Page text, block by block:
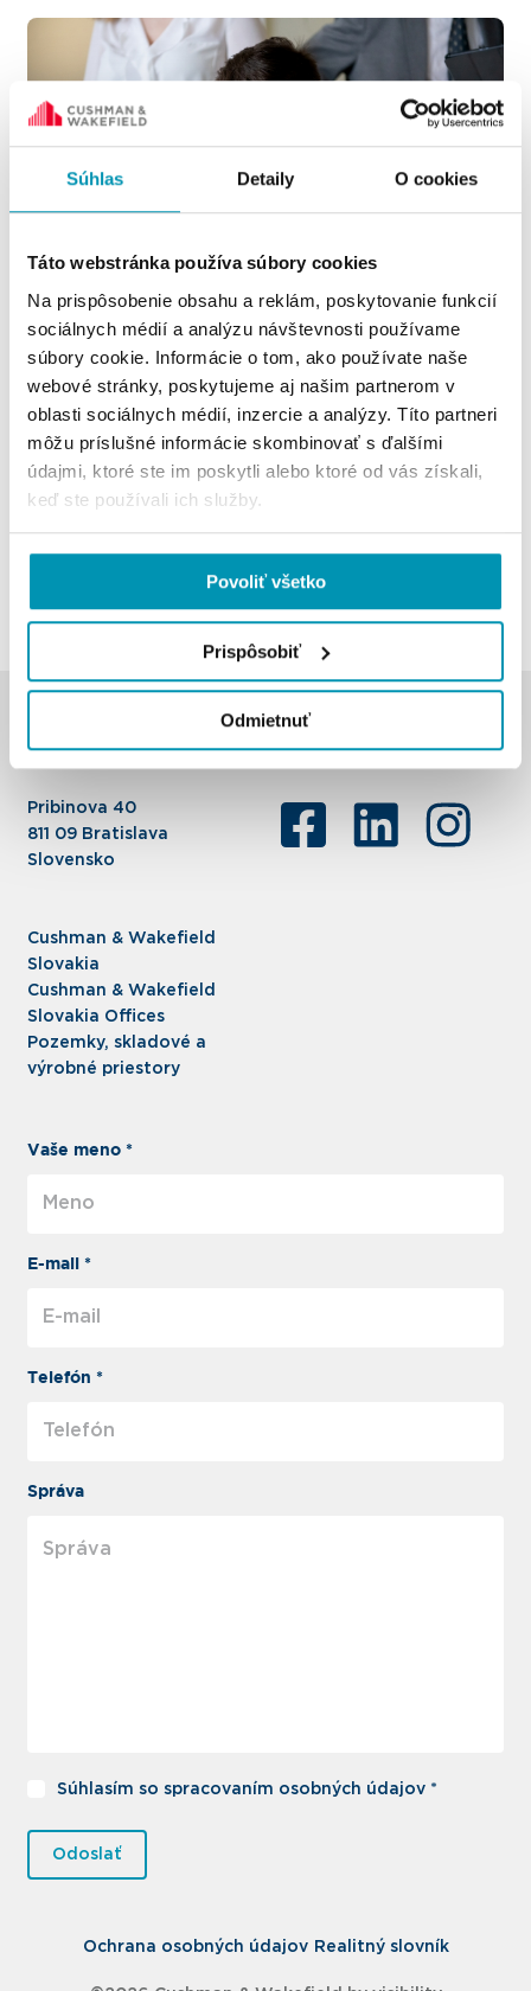
Súhlas Detaily O cookies
Táto webstránka používa súbory cookies
Na prispôsobenie obsahu a reklám, poskytovanie funkcií
sociálnych médií a analýzu návštevnosti používame
súbory cookie. Informácie o tom, ako používate naše
webové stránky, poskytujeme aj našim partnerom v
oblasti sociálnych médií, inzercie a analýzy. Títo partneri
môžu príslušné informácie skombinovať s ďalšími
údajmi, ktoré ste im poskytli alebo ktoré od vás získali,
keď ste používali ich služby.
Povoliť všetko
Prispôsobiť
Odmietnuť
Zdroj: Adobestock.com
Zdieľajte článok
Cushman & Wakefield Slovensko, s.r.o.
Pribinova 40
811 09 Bratislava
Slovensko
Cushman & Wakefield
Slovakia
Cushman & Wakefield
Slovakia Offices
Pozemky, skladové a
výrobné priestory
Vaše meno *
E-mail *
Telefón *
Správa
Súhlasím so spracovaním osobných údajov *
Odoslať
Ochrana osobných údajov Realitný slovník